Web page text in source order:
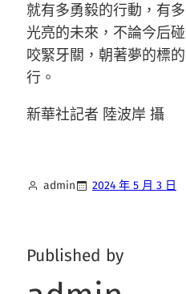
就有多勇毅的行動，有
光亮的未來，不論今后
咬緊牙關，朝著夢的標
行。
新華社記者 陸波岸 攝
admin 2024 年 5 月 3 日
Published by